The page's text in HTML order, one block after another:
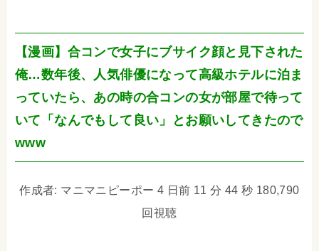
【漫画】合コンで女子にブサイク顔と見下された
俺…数年後、人気俳優になって高級ホテルに泊ま
っていたら、あの時の合コンの女が部屋で待って
いて「なんでもして良い」とお願いしてきたので
www
作成者: マニマニピーポー 4 日前 11 分 44 秒 180,790
回視聴